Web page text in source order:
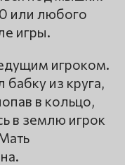
или любого
игры.
игроком.
из круга,
в кольцо,
в землю игрок